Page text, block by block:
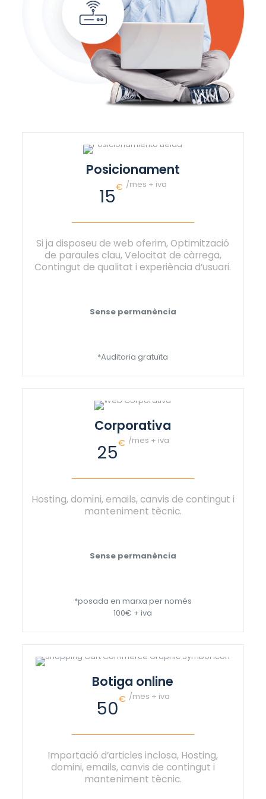
Posicionament
15€ /mes + iva
Si ja disposeu de web oferim, Optimització
de paraules clau, Velocitat de càrrega,
Contingut de qualitat i experiència d’usuari.
Sense permanència
*Auditoria gratuïta
Corporativa
25€ /mes + iva
Hosting, domini, emails, canvis de contingut i
manteniment tècnic.
Sense permanència
*posada en marxa per només
100€ + iva
Botiga online
50€ /mes + iva
Importació d’articles inclosa, Hosting,
domini, emails, canvis de contingut i
manteniment tècnic.